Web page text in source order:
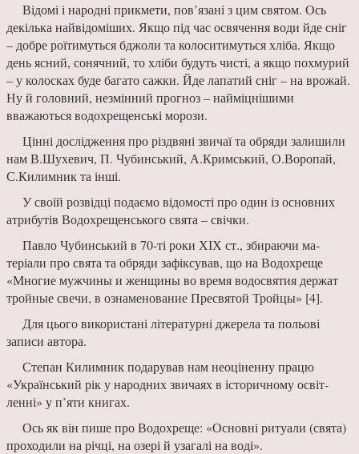
Відомі і народні прикме­ти, пов’язані з цим святом. Ось
декілька найвідоміших. Якщо під час освячення води йде сніг
– добре роїтимуть­ся бджоли та колоситимуться хліба. Якщо
день ясний, со­нячний, то хліби будуть чисті, а якщо похмурий
– у колосках буде багато сажки. Йде ла­патий сніг – на врожай.
Ну й головний, незмінний прогноз – найміцнішими
вважаються водохрещенські морози.
Цінні дослідження про різдвяні звичаї та обряди за­лишили
нам В.Шухевич, П. Чубинський, А.Кримський, О.Воропай,
С.Килимник та інші.
У своїй розвідці подаємо ві­домості про один із основних
атрибутів Водохрещенського свята – свічки.
Павло Чубинський в 70-ті роки ХІХ ст., збираючи ма­
теріали про свята та обряди зафіксував, що на Водохреще
«Многие мужчины и жен­щины во время водосвятия держат
тройные свечи, в оз­наменование Пресвятой Трой­цы» [4].
Для цього використані лі­тературні джерела та польові
записи автора.
Степан Килимник пода­рував нам неоціненну працю
«Український рік у народних звичаях в історичному освіт­
ленні» у п’яти книгах.
Ось як він пише про Во­дохреще: «Основні ритуали (свята)
проходили на річці, на озері й узагалі на воді».